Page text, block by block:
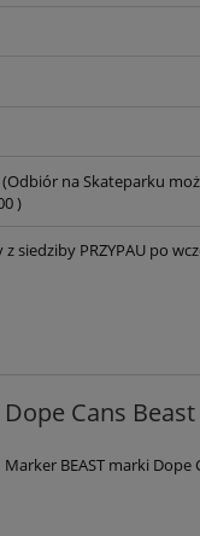
na Skateparku
)
siedziby PRZYPAU po
Dope Cans
Marker BEAST marki Dope